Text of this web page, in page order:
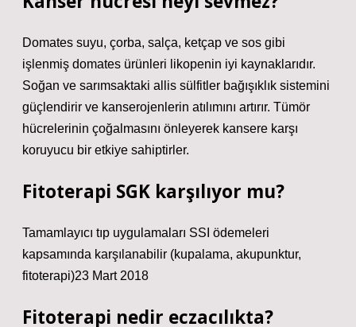
Domates suyu, çorba, salça, ketçap ve sos gibi
işlenmiş domates ürünleri likopenin iyi kaynaklarıdır.
Soğan ve sarımsaktaki allis sülfitler bağışıklık sistemini
güçlendirir ve kanserojenlerin atılımını artırır. Tümör
hücrelerinin çoğalmasını önleyerek kansere karşı
koruyucu bir etkiye sahiptirler.
Fitoterapi SGK karşılıyor mu?
Tamamlayıcı tıp uygulamaları SSI ödemeleri
kapsamında karşılanabilir (kupalama, akupunktur,
fitoterapi)23 Mart 2018
Fitoterapi nedir eczacılıkta?